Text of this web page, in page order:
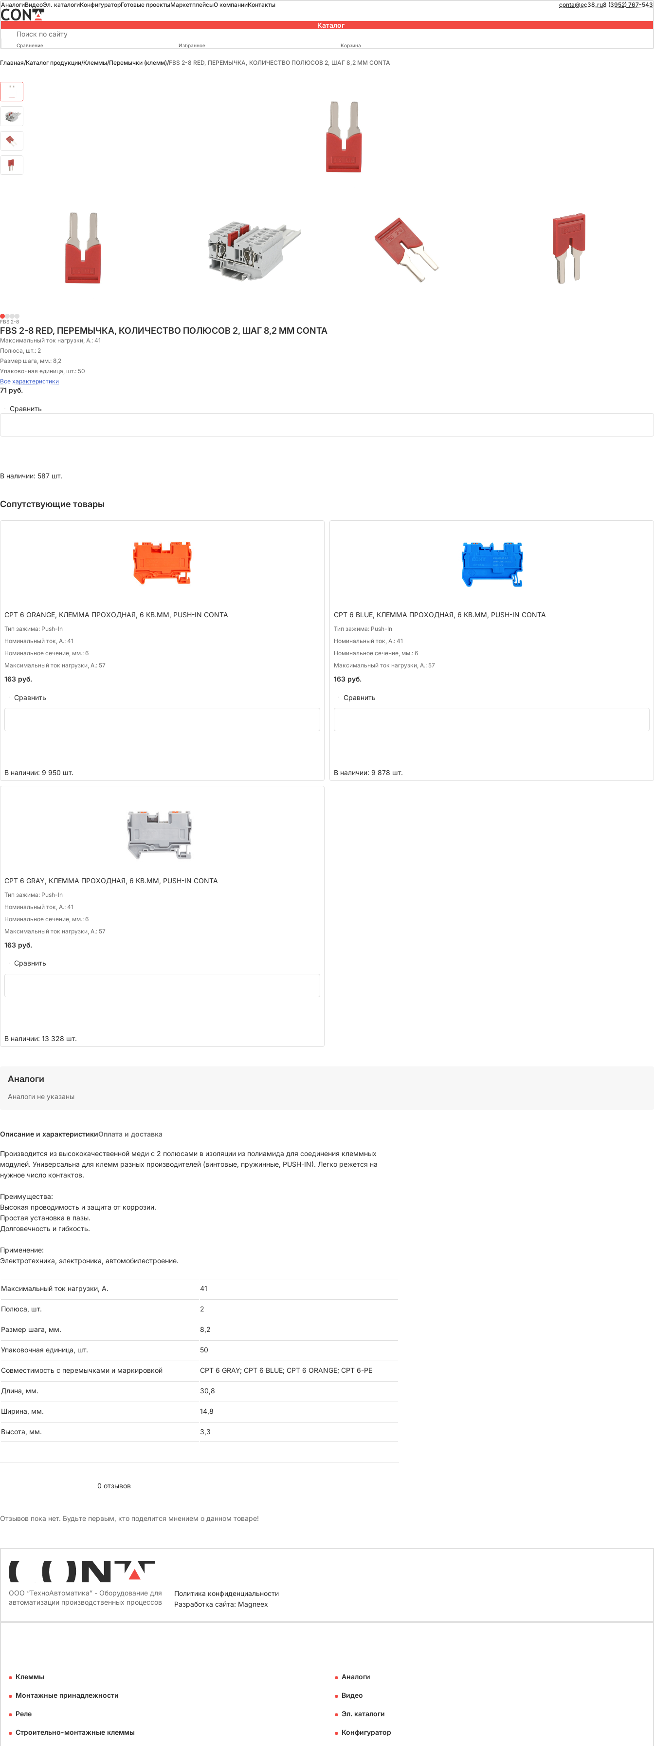
АналогиВидеоЭл. каталогиКонфигураторГотовые проектыМаркетплейсыО компанииКонтакты conta@ec38.ru8 (3952) 767-543
Каталог
Сравнение Избранное Корзина
Главная/Каталог продукции/Клеммы/Перемычки (клемм)/FBS 2-8 RED, ПЕРЕМЫЧКА, КОЛИЧЕСТВО ПОЛЮСОВ 2, ШАГ 8,2 ММ CONTA
FBS 2-8
FBS 2-8 RED, ПЕРЕМЫЧКА, КОЛИЧЕСТВО ПОЛЮСОВ 2, ШАГ 8,2 ММ CONTA
Максимальный ток нагрузки, А.: 41
Полюса, шт.: 2
Размер шага, мм.: 8,2
Упаковочная единица, шт.: 50
Все характеристики
71 руб.
Сравнить
В наличии: 587 шт.
Сопутствующие товары
CPT 6 ORANGE, КЛЕММА ПРОХОДНАЯ, 6 КВ.ММ, PUSH-IN CONTA
Тип зажима: Push-In
Номинальный ток, А.: 41
Номинальное сечение, мм.: 6
Максимальный ток нагрузки, А.: 57
163 руб.
Сравнить
В наличии: 9 950 шт.
CPT 6 BLUE, КЛЕММА ПРОХОДНАЯ, 6 КВ.ММ, PUSH-IN CONTA
Тип зажима: Push-In
Номинальный ток, А.: 41
Номинальное сечение, мм.: 6
Максимальный ток нагрузки, А.: 57
163 руб.
Сравнить
В наличии: 9 878 шт.
CPT 6 GRAY, КЛЕММА ПРОХОДНАЯ, 6 КВ.ММ, PUSH-IN CONTA
Тип зажима: Push-In
Номинальный ток, А.: 41
Номинальное сечение, мм.: 6
Максимальный ток нагрузки, А.: 57
163 руб.
Сравнить
В наличии: 13 328 шт.
Аналоги
Аналоги не указаны
Описание и характеристикиОплата и доставка
Производится из высококачественной меди с 2 полюсами в изоляции из полиамида для соединения клеммных
модулей. Универсальна для клемм разных производителей (винтовые, пружинные, PUSH-IN). Легко режется на
нужное число контактов.
Преимущества:
Высокая проводимость и защита от коррозии.
Простая установка в пазы.
Долговечность и гибкость.
Применение:
Электротехника, электроника, автомобилестроение.
Максимальный ток нагрузки, А. 41
Полюса, шт. 2
Размер шага, мм. 8,2
Упаковочная единица, шт. 50
Совместимость с перемычками и маркировкой CPT 6 GRAY; CPT 6 BLUE; CPT 6 ORANGE; CPT 6-PE
Длина, мм. 30,8
Ширина, мм. 14,8
Высота, мм. 3,3
0 отзывов
Отзывов пока нет. Будьте первым, кто поделится мнением о данном товаре!
ООО “ТехноАвтоматика” - Оборудование для
автоматизации производственных процессов
Политика конфиденциальности
Разработка сайта: Magneex
Клеммы
Монтажные принадлежности
Реле
Строительно-монтажные клеммы
Аналоги
Видео
Эл. каталоги
Конфигуратор